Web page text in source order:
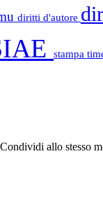
diritti d'autore
stampa
allo stesso